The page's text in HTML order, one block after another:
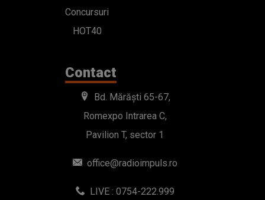
Concursuri
HOT40
Contact
Bd. Mărăști 65-67,
Romexpo Intrarea C,
Pavilion T, sector 1
office@radioimpuls.ro
LIVE : 0754-222.999